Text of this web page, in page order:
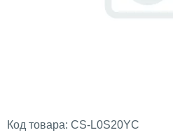
Код товара: CS-L0S20YC